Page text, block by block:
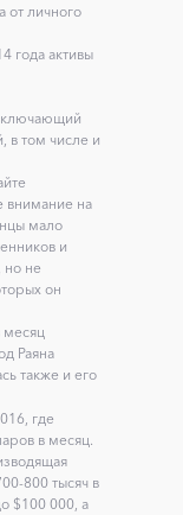
от личного
года активы
в том числе и
внимание на
мало
и
но не
он
месяц
Раяна
также и его
где
в месяц.
800 тысяч в
$100 000, а